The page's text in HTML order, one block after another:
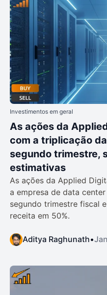
Investimentos em geral
As ações da
com a triplicação
segundo trimestre,
estimativas
As ações da Applied
a empresa de data
segundo trimestre fiscal
receita em 50%.
Aditya Raghunath•